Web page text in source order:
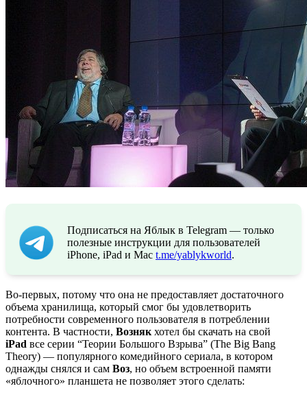
Подписаться на Яблык в Telegram — только
полезные инструкции для пользователей
iPhone, iPad и Mac t.me/yablykworld.
Во-первых, потому что она не предоставляет достаточного
объема хранилища, который смог бы удовлетворить
потребности современного пользователя в потреблении
контента. В частности, Возняк хотел бы скачать на свой
iPad все серии “Теории Большого Взрыва” (The Big Bang
Theory) — популярного комедийного сериала, в котором
однажды снялся и сам Воз, но объем встроенной памяти
«яблочного» планшета не позволяет этого сделать: